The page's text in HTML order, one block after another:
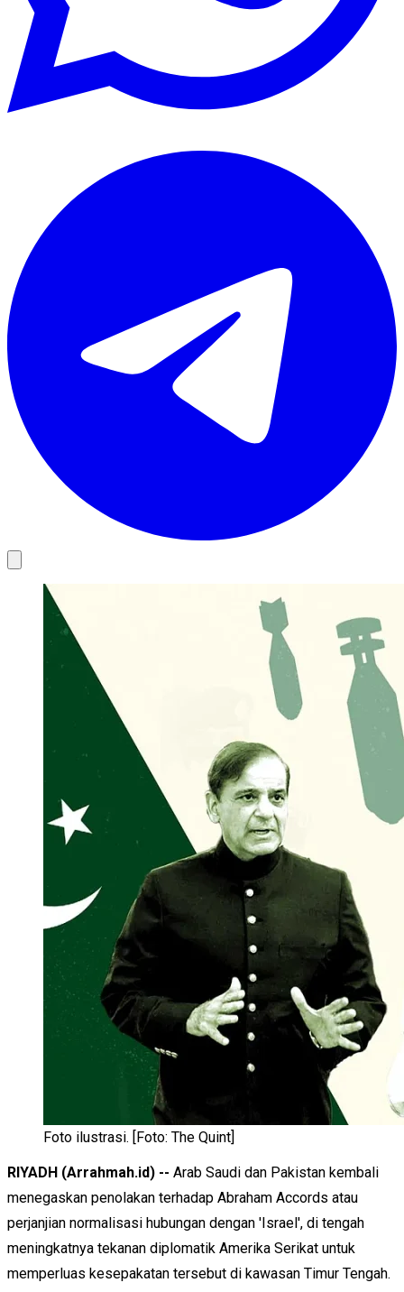
Foto ilustrasi. [Foto: The Quint]
RIYADH (Arrahmah.id) -- Arab Saudi dan Pakistan kembali
menegaskan penolakan terhadap Abraham Accords atau
perjanjian normalisasi hubungan dengan 'Israel', di tengah
meningkatnya tekanan diplomatik Amerika Serikat untuk
memperluas kesepakatan tersebut di kawasan Timur Tengah.